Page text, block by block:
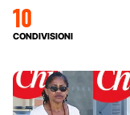
10
CONDIVISIONI